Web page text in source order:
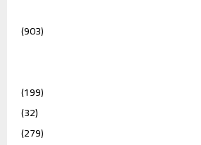
(903)
(199)
(32)
(279)